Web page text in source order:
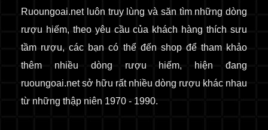
Ruoungoai.net luôn truy lùng và săn tìm những dòng
rượu hiếm, theo yêu cầu của khách hàng thích sưu
tầm rượu, các bạn có thể đến shop để tham khảo
thêm nhiều dòng rượu hiếm, hiện đang
ruoungoai.net sở hữu rất nhiều dòng rượu khác nhau
từ những thập niên 1970 - 1990.